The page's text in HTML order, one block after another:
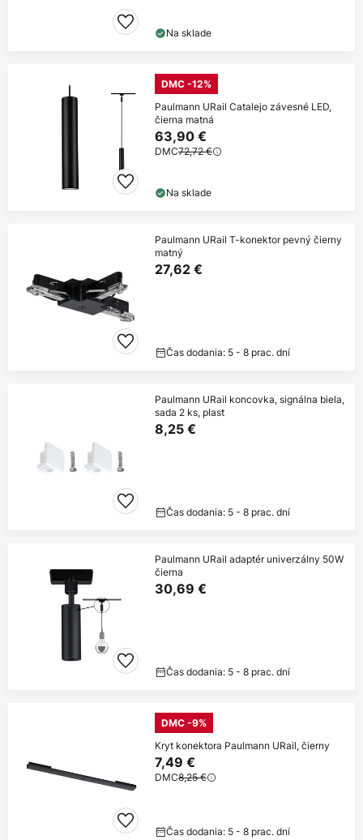
Na sklade
DMC -12%
Paulmann URail Catalejo závesné LED,
čierna matná
63,90 €
DMC72,72 €
Na sklade
Paulmann URail T-konektor pevný čierny
matný
27,62 €
Čas dodania: 5 - 8 prac. dní
Paulmann URail koncovka, signálna biela,
sada 2 ks, plast
8,25 €
Čas dodania: 5 - 8 prac. dní
Paulmann URail adaptér univerzálny 50W
čierna
30,69 €
Čas dodania: 5 - 8 prac. dní
DMC -9%
Kryt konektora Paulmann URail, čierny
7,49 €
DMC8,25 €
Čas dodania: 5 - 8 prac. dní